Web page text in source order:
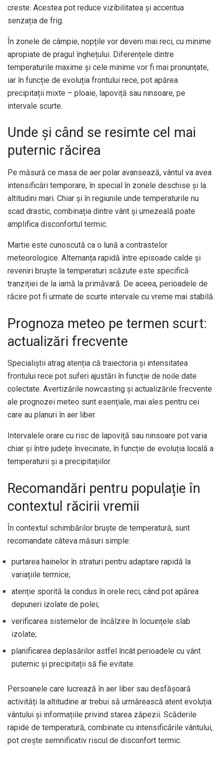
creste. Acestea pot reduce vizibilitatea și accentua
senzația de frig.
În zonele de câmpie, nopțile vor deveni mai reci, cu minime
apropiate de pragul înghețului. Diferențele dintre
temperaturile maxime și cele minime vor fi mai pronunțate,
iar în funcție de evoluția frontului rece, pot apărea
precipitații mixte – ploaie, lapoviță sau ninsoare, pe
intervale scurte.
Unde și când se resimte cel mai
puternic răcirea
Pe măsură ce masa de aer polar avansează, vântul va avea
intensificări temporare, în special în zonele deschise și la
altitudini mari. Chiar și în regiunile unde temperaturile nu
scad drastic, combinația dintre vânt și umezeală poate
amplifica disconfortul termic.
Martie este cunoscută ca o lună a contrastelor
meteorologice. Alternanța rapidă între episoade calde și
reveniri bruște la temperaturi scăzute este specifică
tranziției de la iarnă la primăvară. De aceea, perioadele de
răcire pot fi urmate de scurte intervale cu vreme mai stabilă.
Prognoza meteo pe termen scurt:
actualizări frecvente
Specialiștii atrag atenția că traiectoria și intensitatea
frontului rece pot suferi ajustări în funcție de noile date
colectate. Avertizările nowcasting și actualizările frecvente
ale prognozei meteo sunt esențiale, mai ales pentru cei
care au planuri în aer liber.
Intervalele orare cu risc de lapoviță sau ninsoare pot varia
chiar și între județe învecinate, în funcție de evoluția locală a
temperaturii și a precipitațiilor.
Recomandări pentru populație în
contextul răcirii vremii
În contextul schimbărilor bruște de temperatură, sunt
recomandate câteva măsuri simple:
purtarea hainelor în straturi pentru adaptare rapidă la
variațiile termice;
atenție sporită la condus în orele reci, când pot apărea
depuneri izolate de polei;
verificarea sistemelor de încălzire în locuințele slab
izolate;
planificarea deplasărilor astfel încât perioadele cu vânt
puternic și precipitații să fie evitate.
Persoanele care lucrează în aer liber sau desfășoară
activități la altitudine ar trebui să urmărească atent evoluția
vântului și informațiile privind starea zăpezii. Scăderile
rapide de temperatură, combinate cu intensificările vântului,
pot crește semnificativ riscul de disconfort termic.